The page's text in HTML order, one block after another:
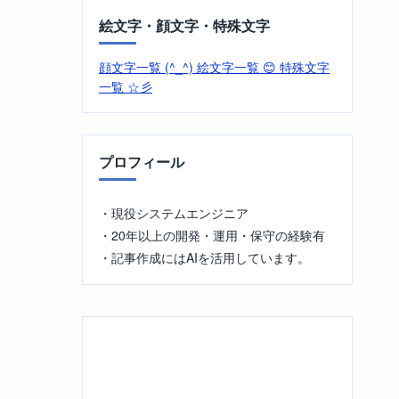
絵文字・顔文字・特殊文字
顔文字一覧 (^_^) 絵文字一覧 😊 特殊文字
一覧 ☆彡
プロフィール
・現役システムエンジニア
・20年以上の開発・運用・保守の経験有
・記事作成にはAIを活用しています。